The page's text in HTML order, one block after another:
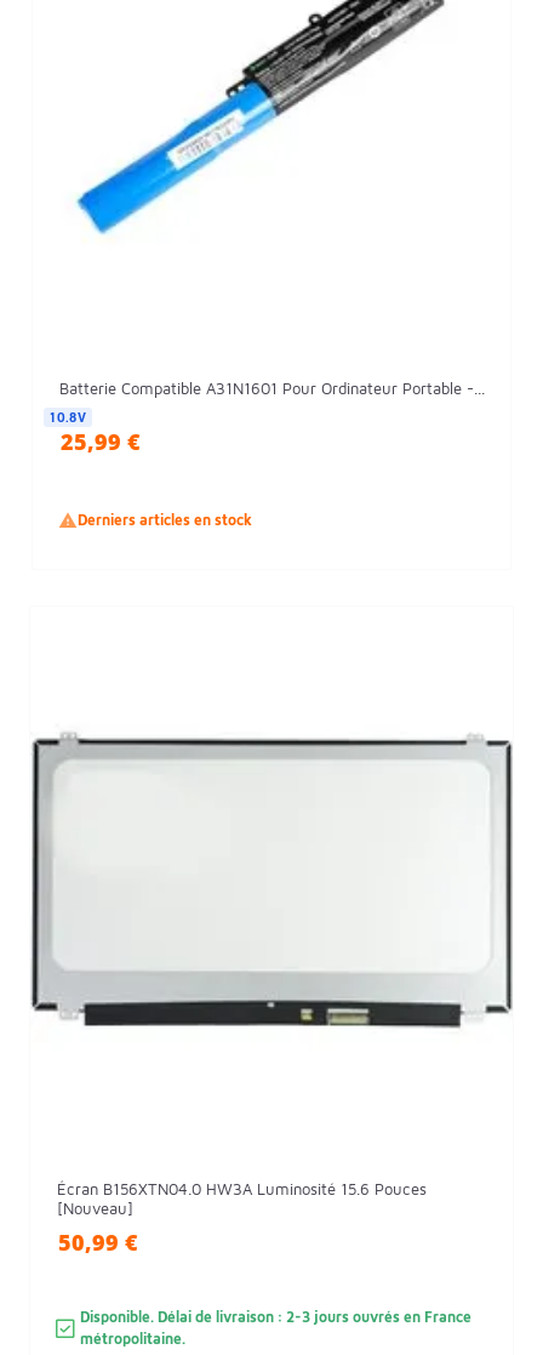
Batterie Compatible A31N1601 Pour Ordinateur Portable -...
10.8V
25,99 €
Derniers articles en stock
Écran B156XTN04.0 HW3A Luminosité 15.6 Pouces
[Nouveau]
50,99 €
Disponible. Délai de livraison : 2-3 jours ouvrés en France
métropolitaine.